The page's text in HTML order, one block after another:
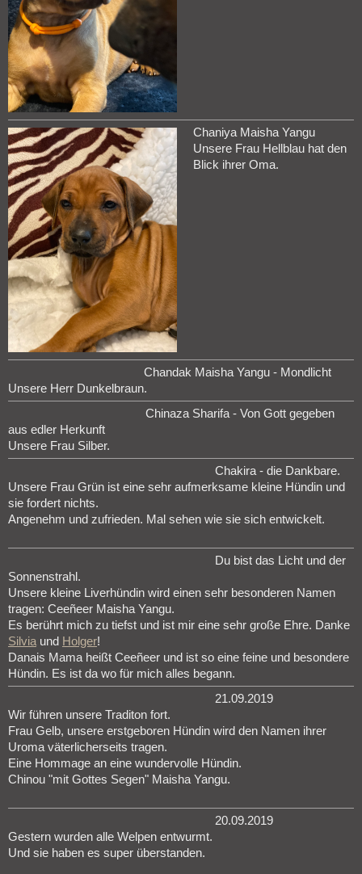
Chaniya Maisha Yangu
Unsere Frau Hellblau hat den
Blick ihrer Oma.
Chandak Maisha Yangu - Mondlicht
Unsere Herr Dunkelbraun.
Chinaza Sharifa - Von Gott gegeben
aus edler Herkunft
Unsere Frau Silber.
Chakira - die Dankbare.
Unsere Frau Grün ist eine sehr aufmerksame kleine Hündin und
sie fordert nichts.
Angenehm und zufrieden. Mal sehen wie sie sich entwickelt.
Du bist das Licht und der
Sonnenstrahl.
Unsere kleine Liverhündin wird einen sehr besonderen Namen
tragen: Ceeñeer Maisha Yangu.
Es berührt mich zu tiefst und ist mir eine sehr große Ehre. Danke
Silvia und Holger!
Danais Mama heißt Ceeñeer und ist so eine feine und besondere
Hündin. Es ist da wo für mich alles begann.
21.09.2019
Wir führen unsere Traditon fort.
Frau Gelb, unsere erstgeboren Hündin wird den Namen ihrer
Uroma väterlicherseits tragen.
Eine Hommage an eine wundervolle Hündin.
Chinou "mit Gottes Segen" Maisha Yangu.
20.09.2019
Gestern wurden alle Welpen entwurmt.
Und sie haben es super überstanden.